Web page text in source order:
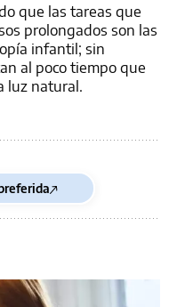
que las tareas que
prolongados son las
infantil; sin
al poco tiempo que
luz natural.